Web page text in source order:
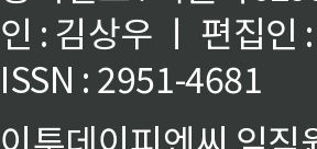
인 : 김상우 ㅣ 편집인
ISSN : 2951-4681